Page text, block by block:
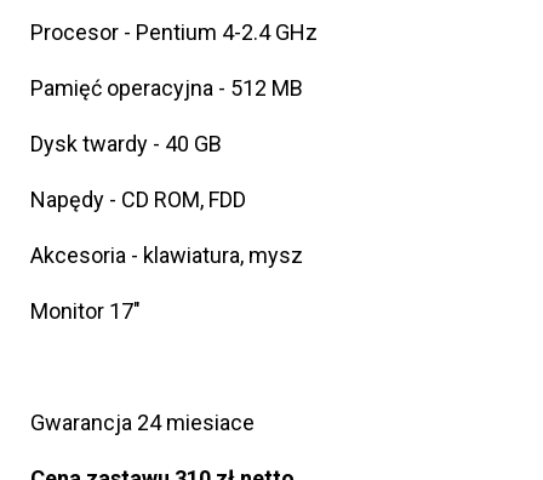
Procesor - Pentium 4-2.4 GHz
Pamięć operacyjna - 512 MB
Dysk twardy - 40 GB
Napędy - CD ROM, FDD
Akcesoria - klawiatura, mysz
Monitor 17"
Gwarancja 24 miesiace